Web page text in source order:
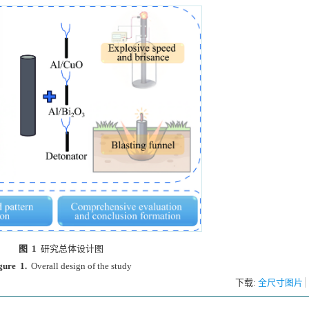
图 1 研究总体设计图
1. Overall design of the study
下载: 全尺寸图片